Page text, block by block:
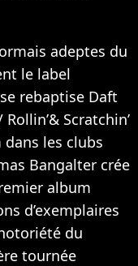
adeptes du
le label
rebaptise Daft
Scratchin’
les clubs
Bangalter crée
album
d’exemplaires
du
tournée